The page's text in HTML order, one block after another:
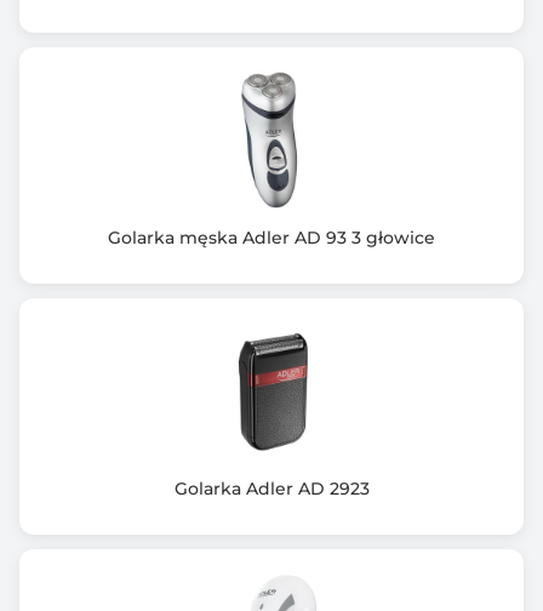
Golarka męska Adler AD 93 3 głowice
Golarka Adler AD 2923